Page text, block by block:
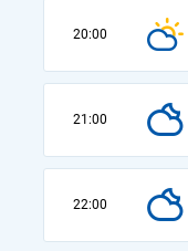
20:00
21:00
22:00